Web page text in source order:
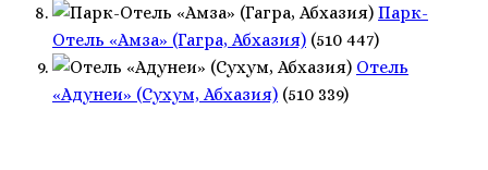
Парк-
Отель «Амза» (Гагра, Абхазия) (510 447)
Отель
«Адунеи» (Сухум, Абхазия) (510 339)